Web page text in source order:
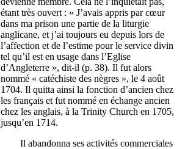
étant très ouvert : « J’avais appris par cœur
dans ma prison une partie de la liturgie
anglicane, et j’ai toujours eu depuis lors de
l’affection et de l’estime pour le service divin
tel qu’il est en usage dans l’Eglise
d’Angleterre », dit-il (p. 38). Il fut alors
nommé « catéchiste des nègres », le 4 août
1704. Il quitta ainsi la fonction d’ancien chez
les français et fut nommé en échange ancien
chez les anglais, à la Trinity Church en 1705,
jusqu’en 1714.
Il abandonna ses activités commerciales